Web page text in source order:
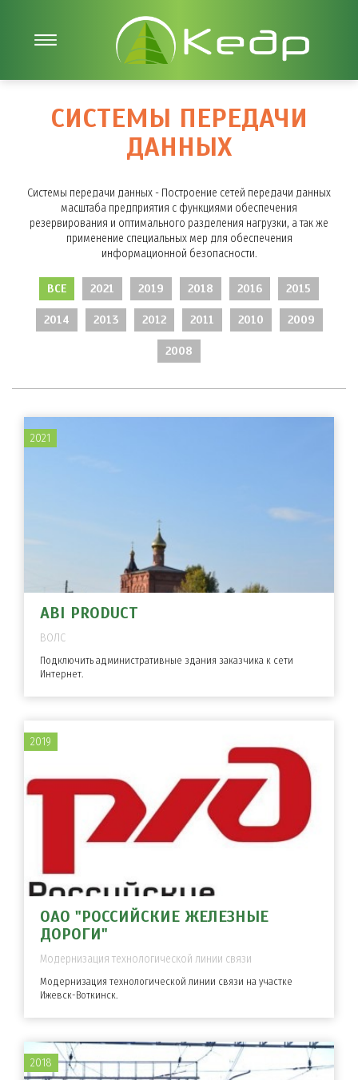
СИСТЕМЫ ПЕРЕДАЧИ
ДАННЫХ
Системы передачи данных - Построение сетей передачи данных
масштаба предприятия с функциями обеспечения
резервирования и оптимального разделения нагрузки, а так же
применение специальных мер для обеспечения
информационной безопасности.
ВСЕ 2021 2019 2018 2016 2015
2014 2013 2012 2011 2010 2009
2008
ABI PRODUCT
ВОЛС
Подключить административные здания заказчика к сети
Интернет.
2021
ОАО "РОССИЙСКИЕ ЖЕЛЕЗНЫЕ
ДОРОГИ"
Модернизация технологической линии связи
Модернизация технологической линии связи на участке
Ижевск-Воткинск.
2019
2018